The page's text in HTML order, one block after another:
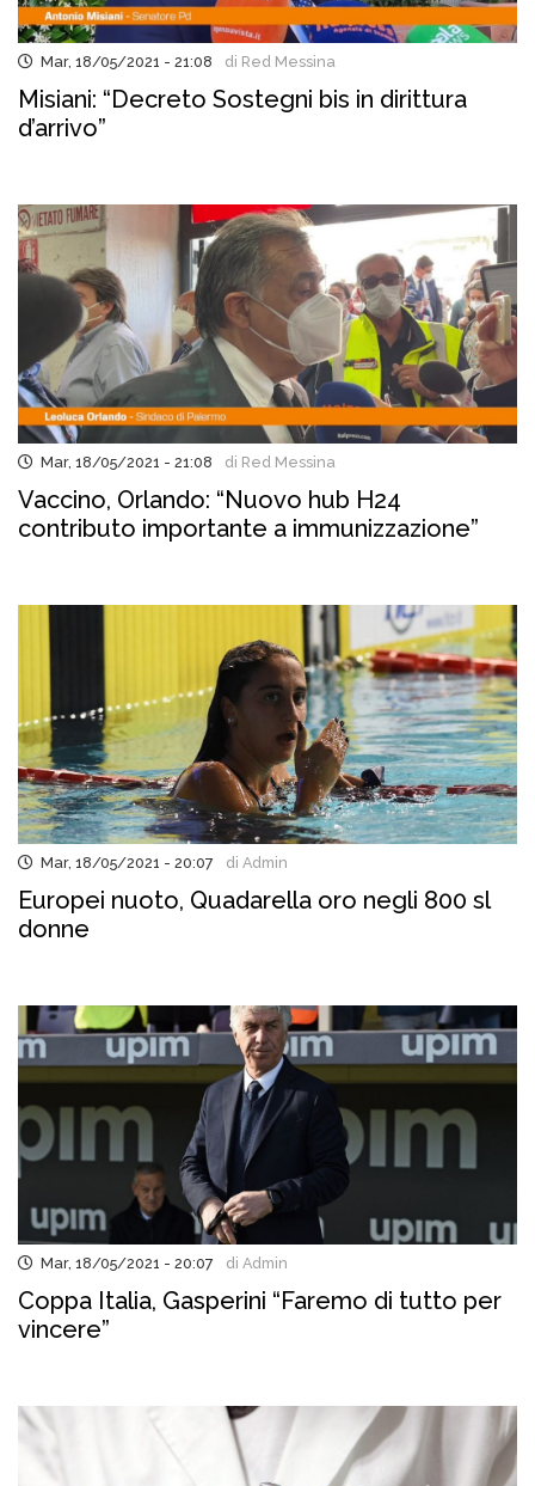
Mar, 18/05/2021 - 21:08 di Red Messina
Misiani: “Decreto Sostegni bis in dirittura
d’arrivo”
Mar, 18/05/2021 - 21:08 di Red Messina
Vaccino, Orlando: “Nuovo hub H24
contributo importante a immunizzazione”
Mar, 18/05/2021 - 20:07 di Admin
Europei nuoto, Quadarella oro negli 800 sl
donne
Mar, 18/05/2021 - 20:07 di Admin
Coppa Italia, Gasperini “Faremo di tutto per
vincere”